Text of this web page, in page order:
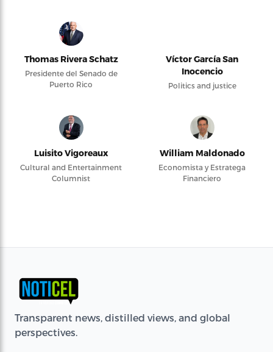
Thomas Rivera Schatz
Presidente del Senado de
Puerto Rico
Víctor García San
Inocencio
Politics and justice
Luisito Vigoreaux
Cultural and Entertainment
Columnist
William Maldonado
Economista y Estratega
Financiero
Transparent news, distilled views, and global
perspectives.